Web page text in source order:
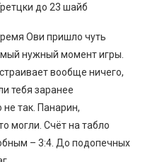
до 23 шайб
Ови пришло чуть
нужный момент игры.
вообще ничего,
тебя заранее
так. Панарин,
могли. Счёт на табло
– 3:4. До подопечных